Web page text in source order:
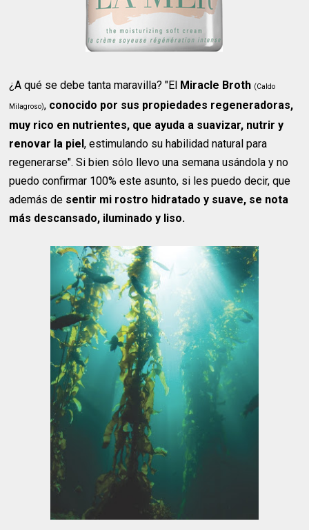
¿A qué se debe tanta maravilla? "El Miracle Broth (Caldo
Milagroso), conocido por sus propiedades regeneradoras,
muy rico en nutrientes, que ayuda a suavizar, nutrir y
renovar la piel, estimulando su habilidad natural para
regenerarse". Si bien sólo llevo una semana usándola y no
puedo confirmar 100% este asunto, si les puedo decir, que
además de sentir mi rostro hidratado y suave, se nota
más descansado, iluminado y liso.